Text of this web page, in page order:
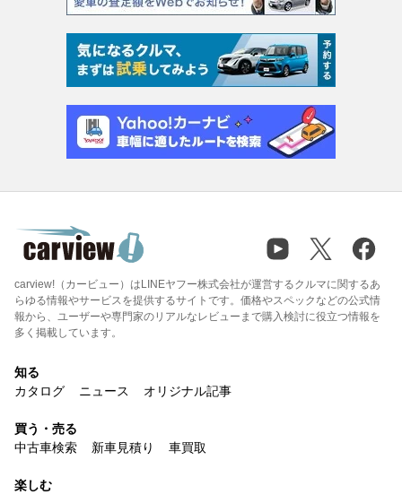
carview!（カービュー）はLINEヤフー株式会社が運営するクルマに関するあ
らゆる情報やサービスを提供するサイトです。価格やスペックなどの公式情
報から、ユーザーや専門家のリアルなレビューまで購入検討に役立つ情報を
多く掲載しています。
知る
カタログ
ニュース オリジナル記事
買う・売る
中古車検索
新車見積り 車買取
楽しむ